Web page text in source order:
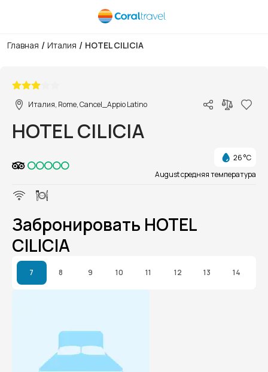
Главная / Италия / HOTEL CILICIA
Италия, Rome, Cancel_Appio Latino
HOTEL CILICIA
26 °C
August средняя температура
Забронировать HOTEL
CILICIA
7 8 9 10 11 12 13 14